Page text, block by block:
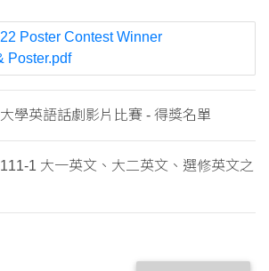
Poster Contest Winner
Poster.pdf
學英語話劇影片比賽 - 得獎名單
111-1 大一英文、大二英文、選修英文之